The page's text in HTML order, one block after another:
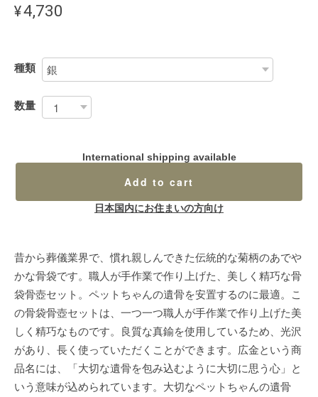
¥4,730
種類
数量
International shipping available
Add to cart
日本国内にお住まいの方向け
昔から葬儀業界で、慣れ親しんできた伝統的な菊柄のあでや
かな骨袋です。職人が手作業で作り上げた、美しく精巧な骨
袋骨壺セット。ペットちゃんの遺骨を安置するのに最適。こ
の骨袋骨壺セットは、一つ一つ職人が手作業で作り上げた美
しく精巧なものです。良質な真鍮を使用しているため、光沢
があり、長く使っていただくことができます。広金という商
品名には、「大切な遺骨を包み込むように大切に思う心」と
いう意味が込められています。大切なペットちゃんの遺骨